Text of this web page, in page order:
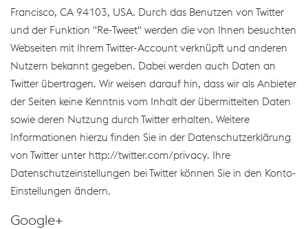
Francisco, CA 94103, USA. Durch das Benutzen von Twitter
und der Funktion "Re-Tweet" werden die von Ihnen besuchten
Webseiten mit Ihrem Twitter-Account verknüpft und anderen
Nutzern bekannt gegeben. Dabei werden auch Daten an
Twitter übertragen. Wir weisen darauf hin, dass wir als Anbieter
der Seiten keine Kenntnis vom Inhalt der übermittelten Daten
sowie deren Nutzung durch Twitter erhalten. Weitere
Informationen hierzu finden Sie in der Datenschutzerklärung
von Twitter unter http://twitter.com/privacy. Ihre
Datenschutzeinstellungen bei Twitter können Sie in den Konto-
Einstellungen ändern.
Google+